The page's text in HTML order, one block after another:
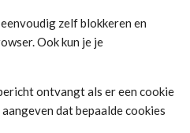
zelf blokkeren en
Ook kun je je
ontvangt als er een cookie
dat bepaalde cookies